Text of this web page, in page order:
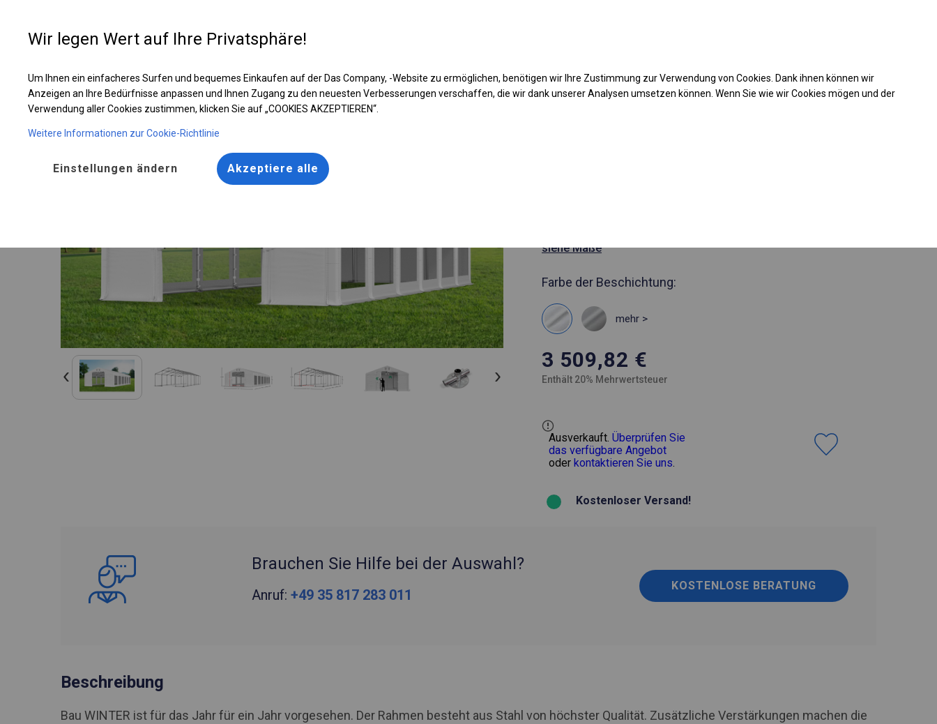
Entwerfen Sie Ihr Zelt
Ganzjähriges Catering-Zelt | 6x12 m Laden Sie das PDF -Angebot herunter
siehe Maße
Farbe der Beschichtung:
mehr >
3 509,82 €
Enthält 20% Mehrwertsteuer
Ausverkauft. Überprüfen Sie
das verfügbare Angebot
oder kontaktieren Sie uns.
Kostenloser Versand!
Brauchen Sie Hilfe bei der Auswahl?
Anruf: +49 35 817 283 011
KOSTENLOSE BERATUNG
Beschreibung
Bau WINTER ist für das Jahr für ein Jahr vorgesehen. Der Rahmen besteht aus Stahl von höchster Qualität. Zusätzliche Verstärkungen machen die
Wir legen Wert auf Ihre Privatsphäre!
Um Ihnen ein einfacheres Surfen und bequemes Einkaufen auf der Das Company, -Website zu ermöglichen, benötigen wir Ihre Zustimmung zur Verwendung von Cookies. Dank ihnen können wir
Anzeigen an Ihre Bedürfnisse anpassen und Ihnen Zugang zu den neuesten Verbesserungen verschaffen, die wir dank unserer Analysen umsetzen können. Wenn Sie wie wir Cookies mögen und der
Verwendung aller Cookies zustimmen, klicken Sie auf „COOKIES AKZEPTIEREN“.
Weitere Informationen zur Cookie-Richtlinie
Einstellungen ändern Akzeptiere alle